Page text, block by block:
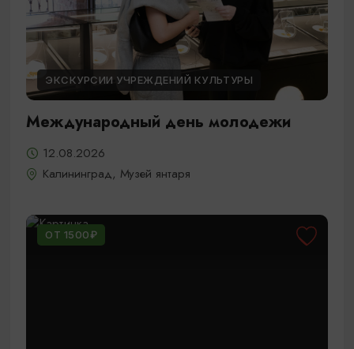
ЭКСКУРСИИ УЧРЕЖДЕНИЙ КУЛЬТУРЫ
Международный день молодежи
12.08.2026
Калининград, Музей янтаря
ОТ 1500₽